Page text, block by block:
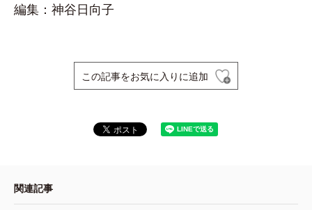
編集：神谷日向子
この記事をお気に入りに追加
関連記事